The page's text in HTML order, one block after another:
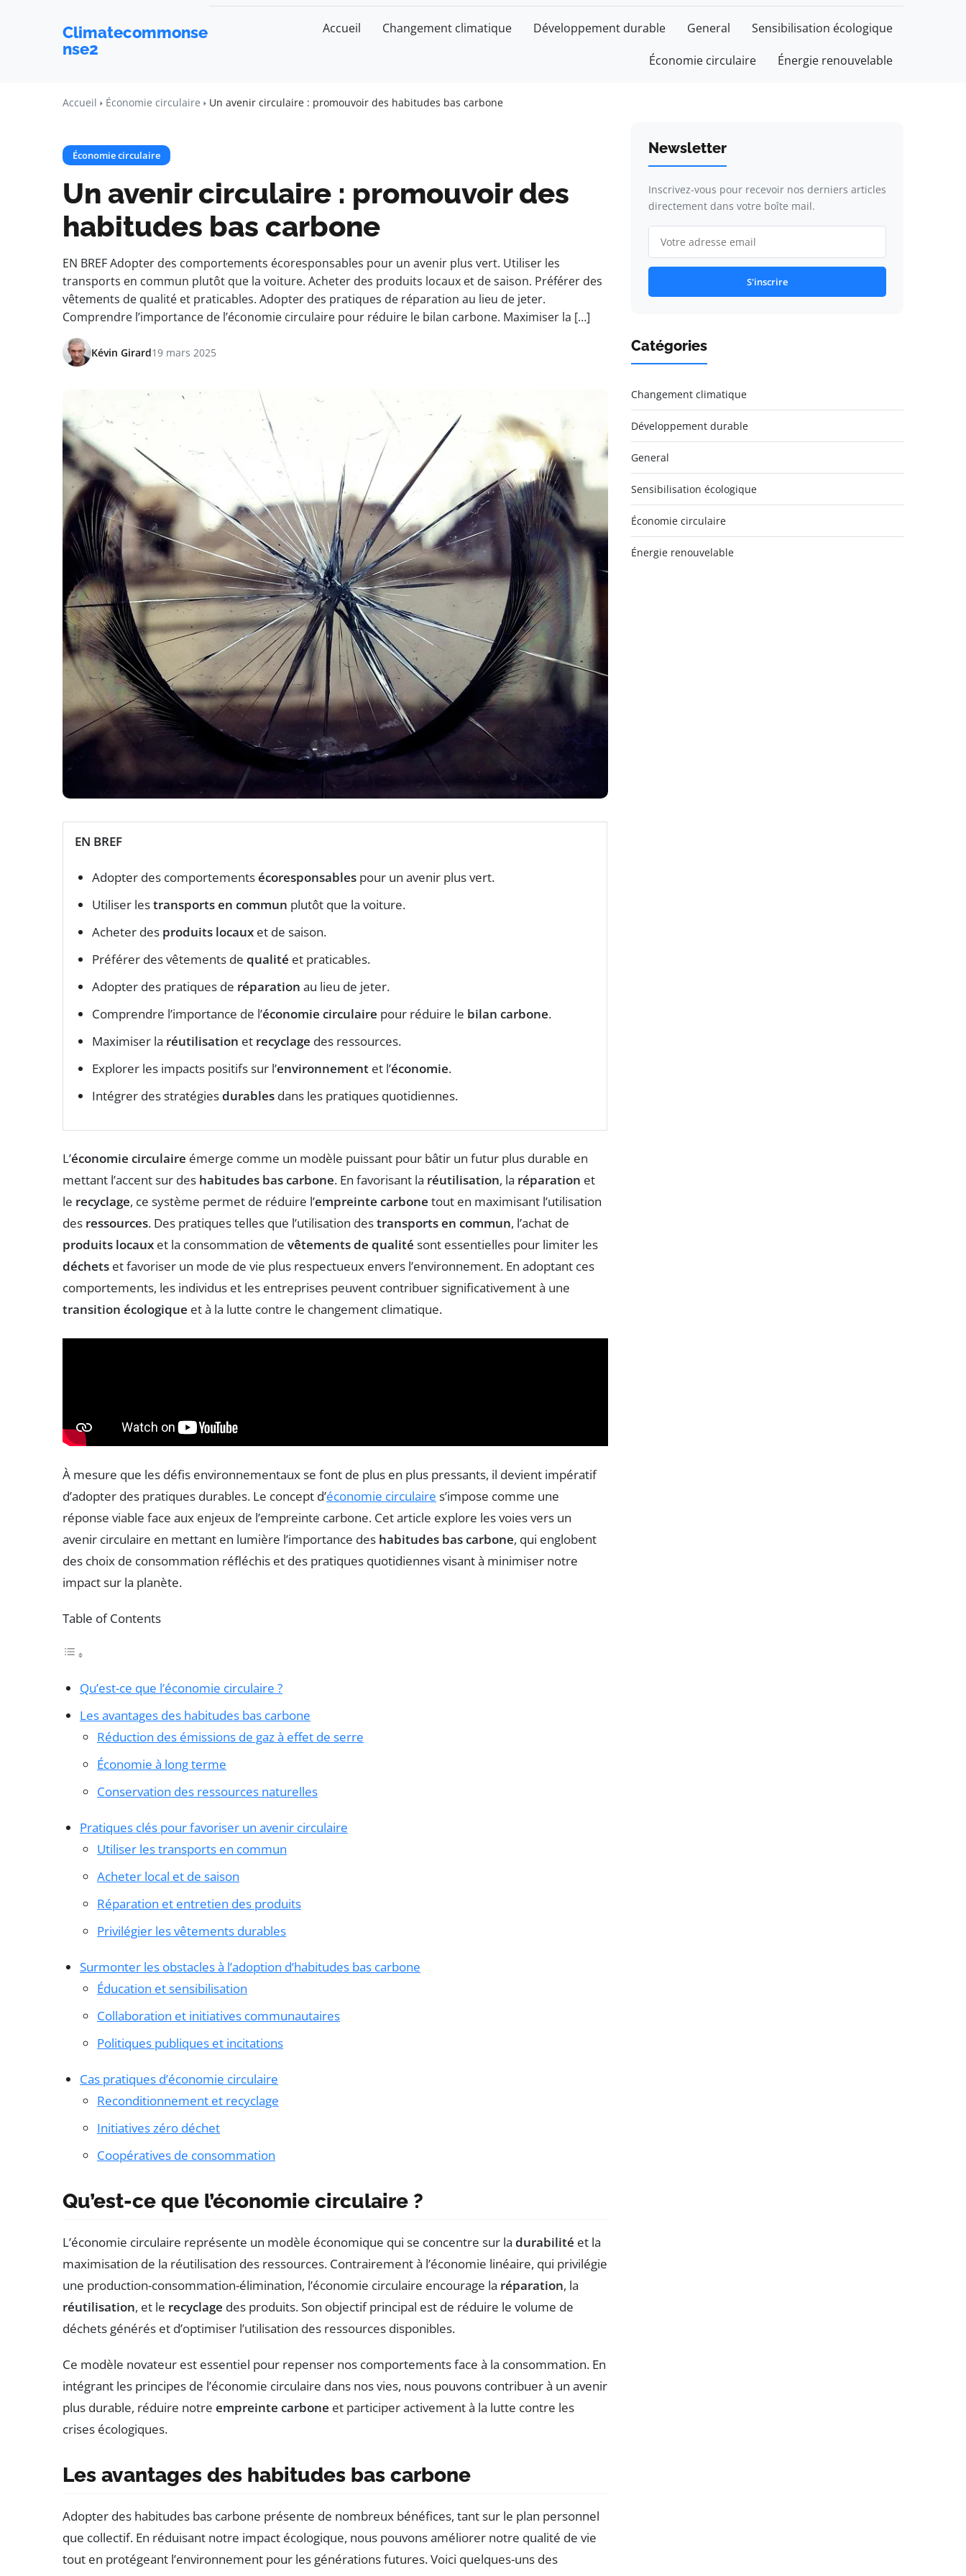
Climatecommonse
nse2
Accueil Changement climatique Développement durable General Sensibilisation écologique
Économie circulaire Énergie renouvelable
Accueil Économie circulaire Un avenir circulaire : promouvoir des habitudes bas carbone
Économie circulaire
Un avenir circulaire : promouvoir des
habitudes bas carbone
EN BREF Adopter des comportements écoresponsables pour un avenir plus vert. Utiliser les
transports en commun plutôt que la voiture. Acheter des produits locaux et de saison. Préférer des
vêtements de qualité et praticables. Adopter des pratiques de réparation au lieu de jeter.
Comprendre l’importance de l’économie circulaire pour réduire le bilan carbone. Maximiser la […]
Kévin Girard19 mars 2025
EN BREF
Adopter des comportementsécoresponsables pour un avenir plus vert.
Utiliser lestransports en commun plutôt que la voiture.
Acheter des produits locaux et de saison.
Préférer des vêtements de qualité et praticables.
Adopter des pratiques de réparation au lieu de jeter.
Comprendre l’importance de l’économie circulaire pour réduire le bilan carbone.
Maximiser la réutilisation et recyclage des ressources.
Explorer les impacts positifs sur l’environnement et l’économie.
Intégrer des stratégiesdurables dans les pratiques quotidiennes.
L’économie circulaire émerge comme un modèle puissant pour bâtir un futur plus durable en
mettant l’accent sur des habitudes bas carbone. En favorisant la réutilisation, la réparation et
le recyclage, ce système permet de réduire l’empreinte carbone tout en maximisant l’utilisation
des ressources. Des pratiques telles que l’utilisation destransports en commun, l’achat de
produits locaux et la consommation de vêtements de qualité sont essentielles pour limiter les
déchets et favoriser un mode de vie plus respectueux envers l’environnement. En adoptant ces
comportements, les individus et les entreprises peuvent contribuer significativement à une
transition écologique et à la lutte contre le changement climatique.
À mesure que les défis environnementaux se font de plus en plus pressants, il devient impératif
d’adopter des pratiques durables. Le concept d’économie circulaire s’impose comme une
réponse viable face aux enjeux de l’empreinte carbone. Cet article explore les voies vers un
avenir circulaire en mettant en lumière l’importance des habitudes bas carbone, qui englobent
des choix de consommation réfléchis et des pratiques quotidiennes visant à minimiser notre
impact sur la planète.
Table of Contents
Qu’est-ce que l’économie circulaire ?
Les avantages des habitudes bas carbone
Réduction des émissions de gaz à effet de serre
Économie à long terme
Conservation des ressources naturelles
Pratiques clés pour favoriser un avenir circulaire
Utiliser les transports en commun
Acheter local et de saison
Réparation et entretien des produits
Privilégier les vêtements durables
Surmonter les obstacles à l’adoption d’habitudes bas carbone
Éducation et sensibilisation
Collaboration et initiatives communautaires
Politiques publiques et incitations
Cas pratiques d’économie circulaire
Reconditionnement et recyclage
Initiatives zéro déchet
Coopératives de consommation
Qu’est-ce que l’économie circulaire ?
L’économie circulaire représente un modèle économique qui se concentre sur la durabilité et la
maximisation de la réutilisation des ressources. Contrairement à l’économie linéaire, qui privilégie
une production-consommation-élimination, l’économie circulaire encourage la réparation, la
réutilisation, et le recyclage des produits. Son objectif principal est de réduire le volume de
déchets générés et d’optimiser l’utilisation des ressources disponibles.
Ce modèle novateur est essentiel pour repenser nos comportements face à la consommation. En
intégrant les principes de l’économie circulaire dans nos vies, nous pouvons contribuer à un avenir
plus durable, réduire notre empreinte carbone et participer activement à la lutte contre les
crises écologiques.
Les avantages des habitudes bas carbone
Adopter des habitudes bas carbone présente de nombreux bénéfices, tant sur le plan personnel
que collectif. En réduisant notre impact écologique, nous pouvons améliorer notre qualité de vie
tout en protégeant l’environnement pour les générations futures. Voici quelques-uns des
Newsletter
Inscrivez-vous pour recevoir nos derniers articles
directement dans votre boîte mail.
S'inscrire
Catégories
Changement climatique
Développement durable
General
Sensibilisation écologique
Économie circulaire
Énergie renouvelable